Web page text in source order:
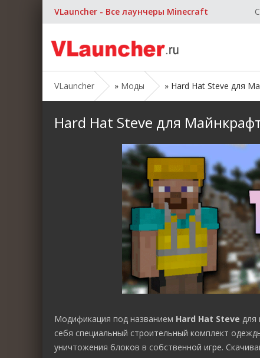
VLauncher - Все лаунчеры Minecraft
VLauncher » Моды » Hard Hat Steve для
Hard Hat Steve для
Модификация под названием Hard Hat Steve для
себя специальный строительный комплект
уничтожения блоков в собственной игре.